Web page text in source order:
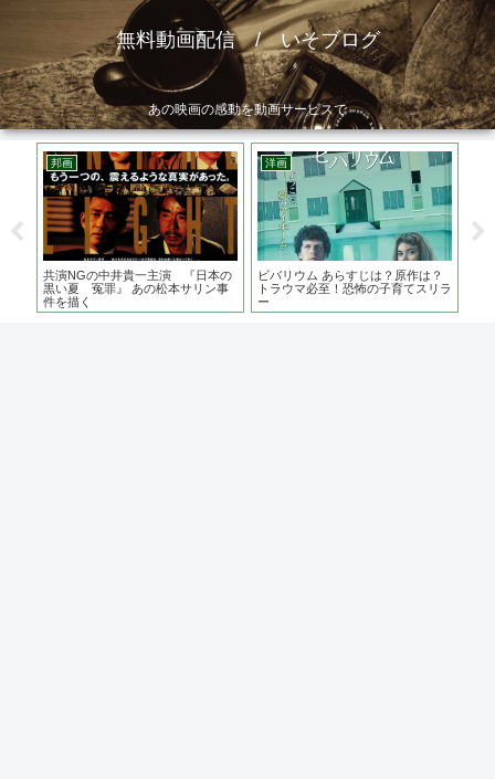
無料動画配信 / いそブログ
あの映画の感動を動画サービスで
邦画
共演NGの中井貴一主演 『日本の
黒い夏 冤罪』 あの松本サリン事
件を描く
洋画
ビバリウム あらすじは？原作は？
トラウマ必至！恐怖の子育てスリラ
ー